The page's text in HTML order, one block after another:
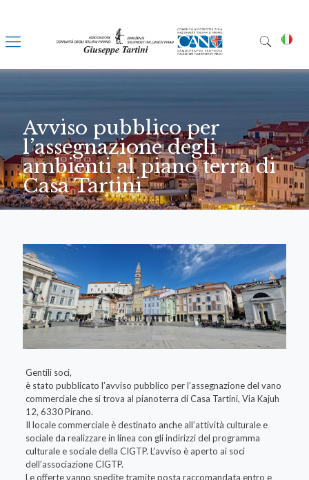
Avviso pubblico per
l’assegnazione degli
ambienti al piano terra di
Casa Tartini
Gentili soci,
è stato pubblicato l’avviso pubblico per l’assegnazione del vano
commerciale che si trova al pianoterra di Casa Tartini, Via Kajuh
12, 6330 Pirano.
Il locale commerciale è destinato anche all’attività culturale e
sociale da realizzare in linea con gli indirizzi del programma
culturale e sociale della CIGTP. L’avviso è aperto ai soci
dell’associazione CIGTP.
Le offerte vanno spedite tramite posta raccomandata entro e